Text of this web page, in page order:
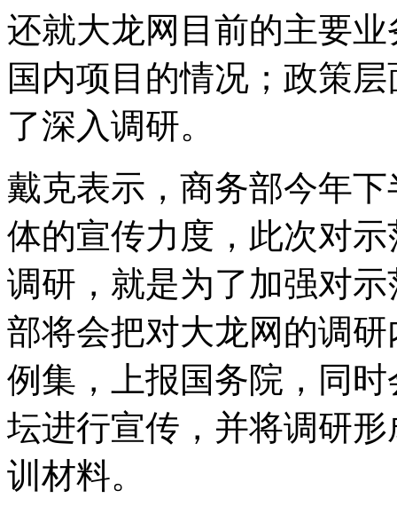
还就大龙网目前的主要
国内项目的情况；政策
了深入调研。
戴克表示，商务部今年
体的宣传力度，此次对
调研，就是为了加强对
部将会把对大龙网的调
例集，上报国务院，同
坛进行宣传，并将调研
训材料。